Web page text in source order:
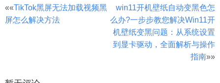
文
章
««TikTok黑屏无法加载视频黑
屏怎么解决方法
win11开机壁纸自动变黑色怎
么办?一步步教您解决Win11开
机壁纸变黑问题：从系统设置
到显卡驱动，全面解析与操作
指南»»